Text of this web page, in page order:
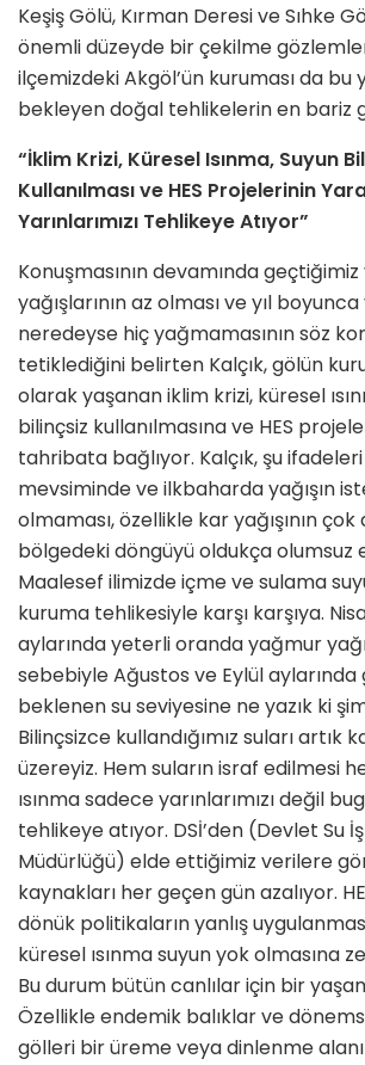
Keşiş Gölü, Kırman Deresi ve Sıhke
önemli düzeyde bir çekilme
ilçemizdeki Akgöl’ün kuruması da bu
bekleyen doğal tehlikelerin en bariz
“İklim Krizi, Küresel Isınma, Suyun
Kullanılması ve HES Projelerinin
Yarınlarımızı Tehlikeye Atıyor”
Konuşmasının devamında geçtiğimiz
yağışlarının az olması ve yıl
neredeyse hiç yağmamasının söz
tetiklediğini belirten Kalçık, gölün
olarak yaşanan iklim krizi, küresel
bilinçsiz kullanılmasına ve HES
tahribata bağlıyor. Kalçık, şu ifadeleri
mevsiminde ve ilkbaharda yağışın
olmaması, özellikle kar yağışının çok
bölgedeki döngüyü oldukça olumsuz
Maalesef ilimizde içme ve sulama
kuruma tehlikesiyle karşı karşıya.
aylarında yeterli oranda yağmur
sebebiyle Ağustos ve Eylül
beklenen su seviyesine ne yazık ki
Bilinçsizce kullandığımız suları artık
üzereyiz. Hem suların israf edilmesi
ısınma sadece yarınlarımızı değil
tehlikeye atıyor. DSİ’den (Devlet Su
Müdürlüğü) elde ettiğimiz verilere
kaynakları her geçen gün azalıyor.
dönük politikaların yanlış
küresel ısınma suyun yok olmasına
Bu durum bütün canlılar için bir
Özellikle endemik balıklar ve
gölleri bir üreme veya dinlenme